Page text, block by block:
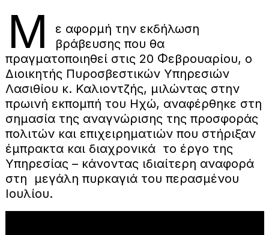
Μ
ε αφορμή την εκδήλωση
βράβευσης που θα
πραγματοποιηθεί στις 20 Φεβρουαρίου, ο
Διοικητής Πυροσβεστικών Υπηρεσιών
Λασιθίου κ. Καλιοντζής, μιλώντας στην
πρωινή εκπομπή του Ηχώ, αναφέρθηκε στη
σημασία της αναγνώρισης της προσφοράς
πολιτών και επιχειρηματιών που στήριξαν
έμπρακτα και διαχρονικά το έργο της
Υπηρεσίας – κάνοντας ιδιαίτερη αναφορά
στη μεγάλη πυρκαγιά του περασμένου
Ιουλίου.